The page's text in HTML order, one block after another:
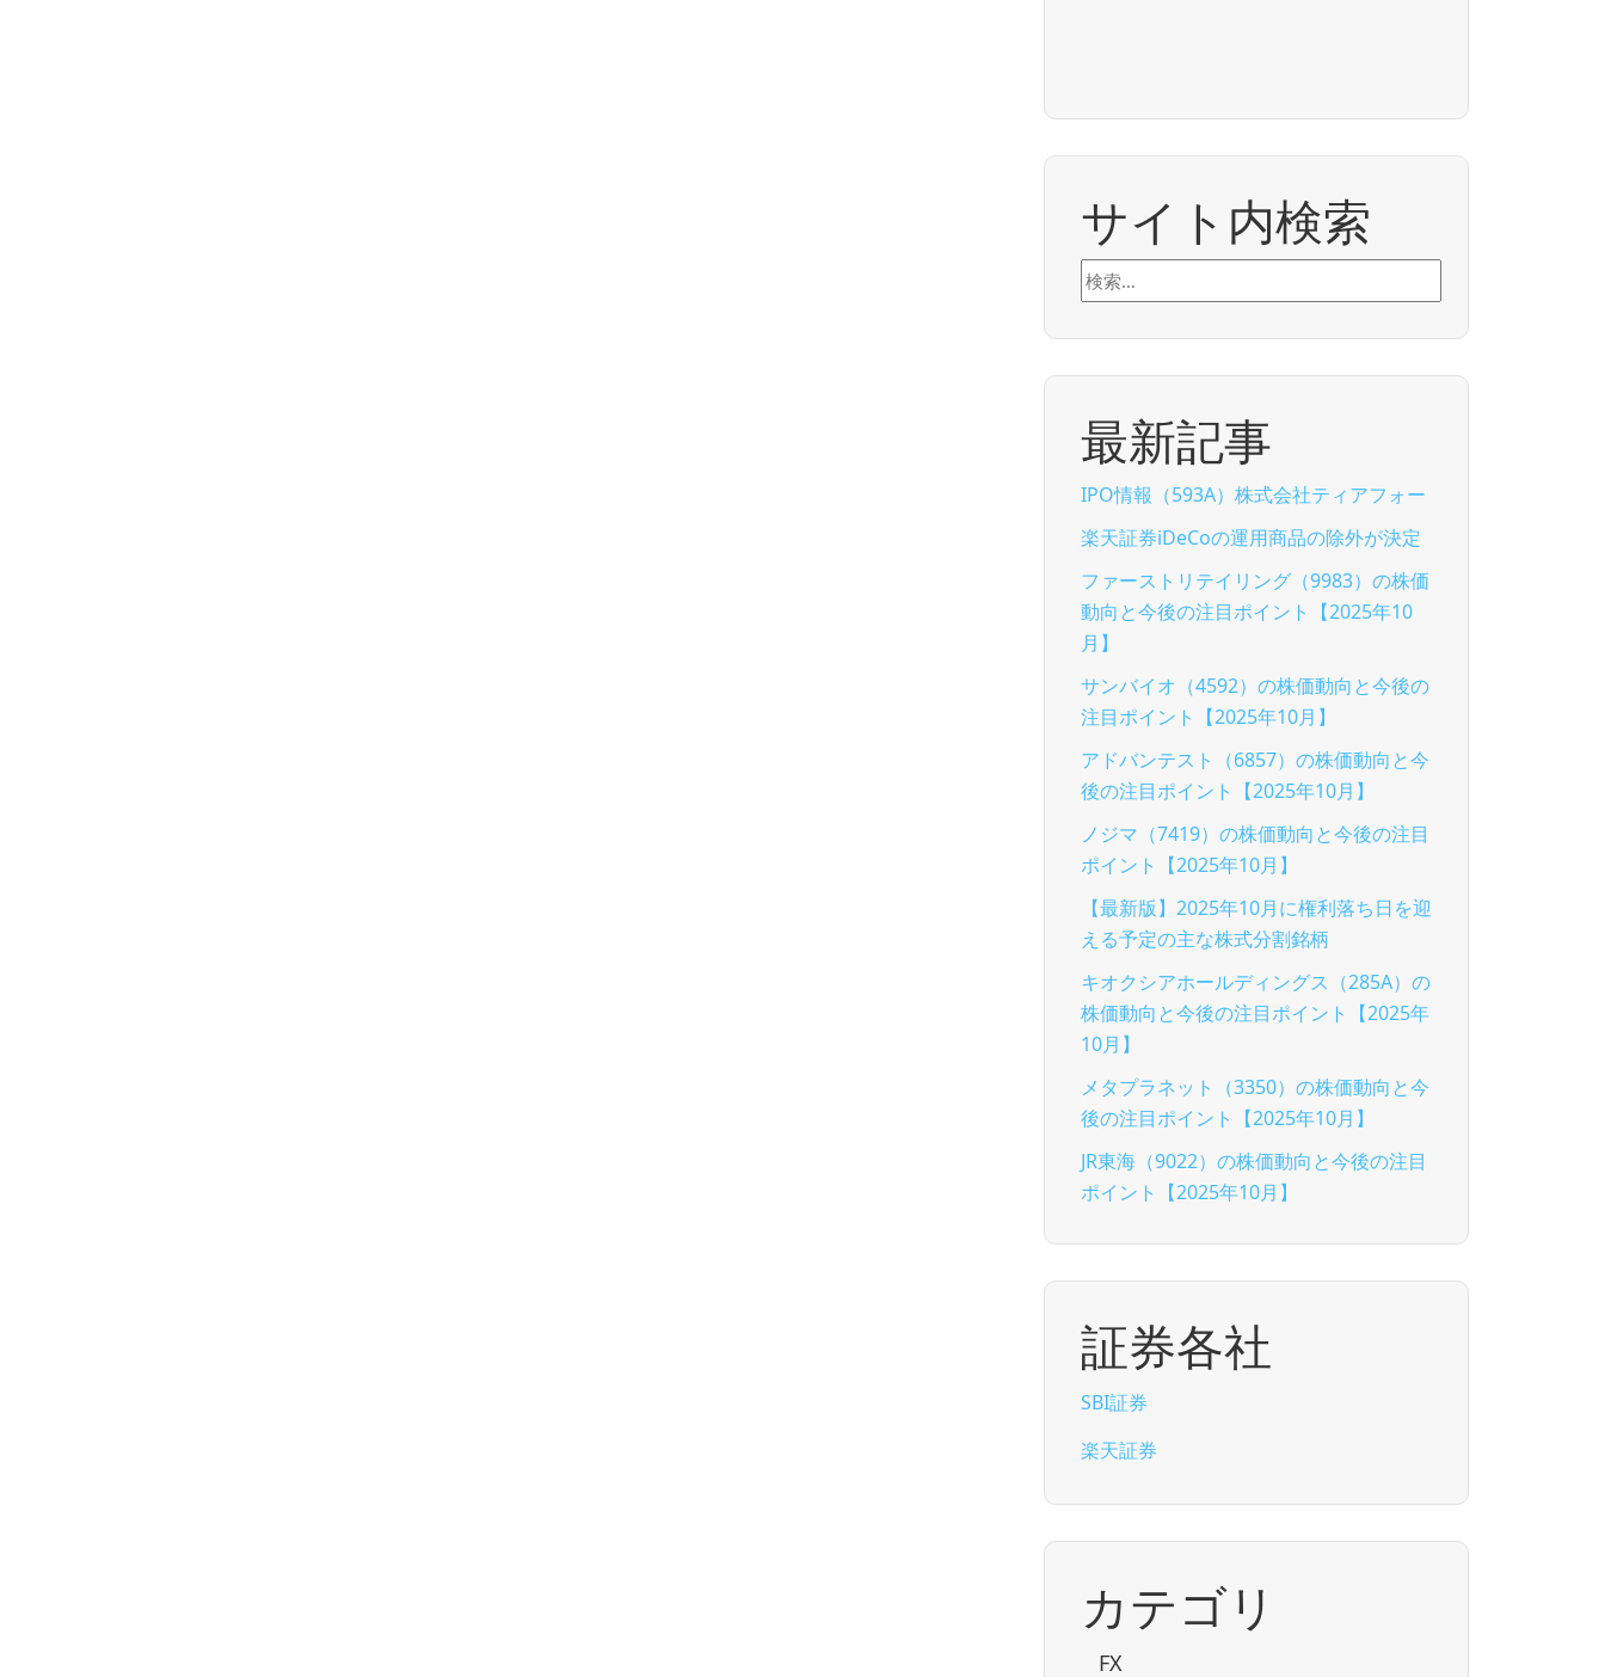
サイト内検索
検
索:
最新記事
IPO情報（593A）株式会社ティアフォー
楽天証券iDeCoの運用商品の除外が決定
ファーストリテイリング（9983）の株価
動向と今後の注目ポイント【2025年10
月】
サンバイオ（4592）の株価動向と今後の
注目ポイント【2025年10月】
アドバンテスト（6857）の株価動向と今
後の注目ポイント【2025年10月】
ノジマ（7419）の株価動向と今後の注目
ポイント【2025年10月】
【最新版】2025年10月に権利落ち日を迎
える予定の主な株式分割銘柄
キオクシアホールディングス（285A）の
株価動向と今後の注目ポイント【2025年
10月】
メタプラネット（3350）の株価動向と今
後の注目ポイント【2025年10月】
JR東海（9022）の株価動向と今後の注目
ポイント【2025年10月】
証券各社
SBI証券
楽天証券
カテゴリ
FX